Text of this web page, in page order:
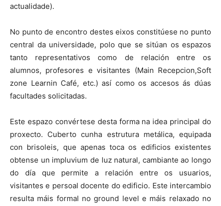
actualidade).
No punto de encontro destes eixos constitúese no punto
central da universidade, polo que se sitúan os espazos
tanto representativos como de relación entre os
alumnos, profesores e visitantes (Main Recepcion,Soft
zone Learnin Café, etc.) así como os accesos ás dúas
facultades solicitadas.
Este espazo convértese desta forma na idea principal do
proxecto. Cuberto cunha estrutura metálica, equipada
con brisoleis, que apenas toca os edificios existentes
obtense un impluvium de luz natural, cambiante ao longo
do día que permite a relación entre os usuarios,
visitantes e persoal docente do edificio. Este intercambio
resulta máis formal no ground level e máis relaxado no